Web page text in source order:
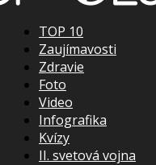
TOP 10
Zaujímavosti
Zdravie
Foto
Video
Infografika
Kvízy
II. svetová vojna